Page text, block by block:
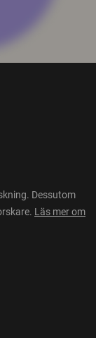
Dessutom
Läs mer om